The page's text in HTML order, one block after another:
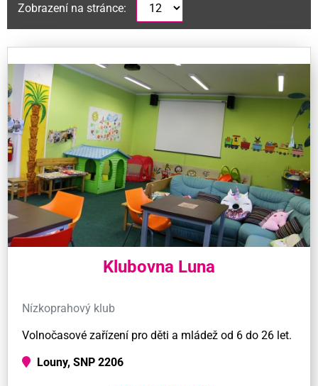
Zobrazení na stránce:
Klubovna Luna
Nízkoprahový klub
Volnočasové zařízení pro děti a mládež od 6 do 26 let.
Louny, SNP 2206